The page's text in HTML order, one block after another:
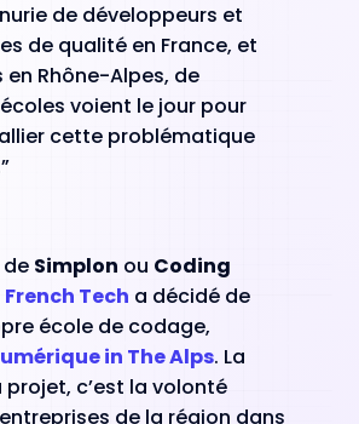
de développeurs et
de qualité en France, et
en Rhône-Alpes, de
voient le jour pour
cette problématique
de Simplon ou Coding
French Tech a décidé de
école de codage,
in The Alps. La
c’est la volonté
de la région dans